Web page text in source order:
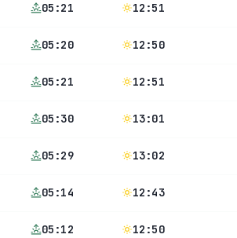
05:21 12:51
05:20 12:50
05:21 12:51
05:30 13:01
05:29 13:02
05:14 12:43
05:12 12:50